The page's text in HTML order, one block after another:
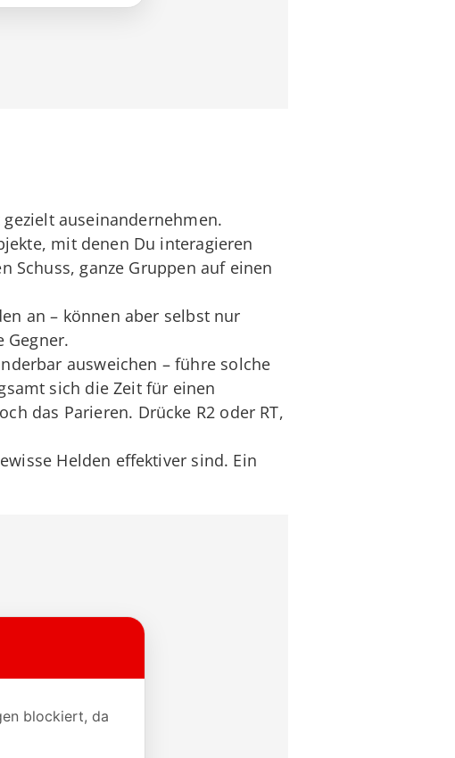
auseinandernehmen.
mit denen Du interagieren
Schuss, ganze Gruppen auf einen
an – können aber selbst nur
Gegner.
ausweichen – führe solche
sich die Zeit für einen
das Parieren. Drücke R2 oder RT,
Helden effektiver sind. Ein